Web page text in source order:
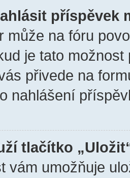
příspěvek
může na fóru
je tato
přivede na
nahlášení
tlačítko
vám umožňuje